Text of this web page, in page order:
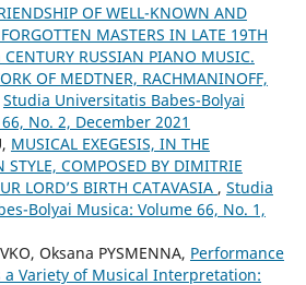
OF WELL-KNOWN AND
MASTERS IN LATE 19TH
RUSSIAN PIANO MUSIC.
OF MEDTNER, RACHMANINOFF,
Studia Universitatis Babes-Bolyai
No. 2, December 2021
MUSICAL EXEGESIS, IN THE
STYLE, COMPOSED BY DIMITRIE
LORD’S BIRTH CATAVASIA , Studia
Bolyai Musica: Volume 66, No. 1,
Oksana PYSMENNA, Performance
Variety of Musical Interpretation: